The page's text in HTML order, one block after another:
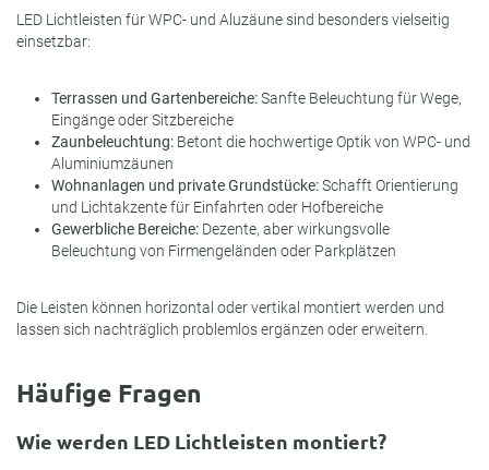
LED Lichtleisten für WPC- und Aluzäune sind besonders vielseitig
einsetzbar:
Terrassen und Gartenbereiche:Sanfte Beleuchtung für Wege,
Eingänge oder Sitzbereiche
Zaunbeleuchtung: Betont die hochwertige Optik von WPC- und
Aluminiumzäunen
Wohnanlagen und private Grundstücke:Schafft Orientierung
und Lichtakzente für Einfahrten oder Hofbereiche
Gewerbliche Bereiche: Dezente, aber wirkungsvolle
Beleuchtung von Firmengeländen oder Parkplätzen
Die Leisten können horizontal oder vertikal montiert werden und
lassen sich nachträglich problemlos ergänzen oder erweitern.
Häufige Fragen
Wie werden LED Lichtleisten montiert?